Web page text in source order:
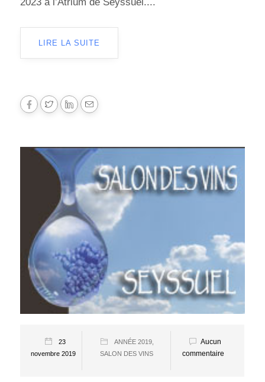
2023 à l’Atrium de Seyssuel....
LIRE LA SUITE
23
novembre 2019
ANNÉE 2019
SALON DES VINS
Aucun
commentaire